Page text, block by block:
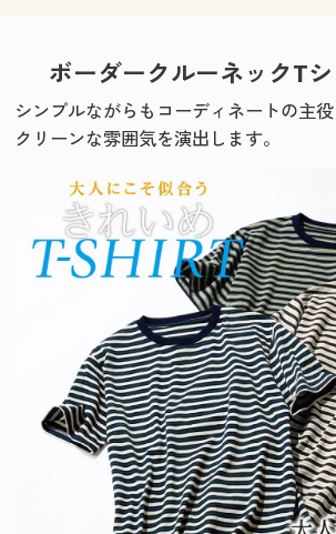
ボーダークルーネックT
シンプルながらもコーディネートの主
クリーンな雰囲気を演出します。